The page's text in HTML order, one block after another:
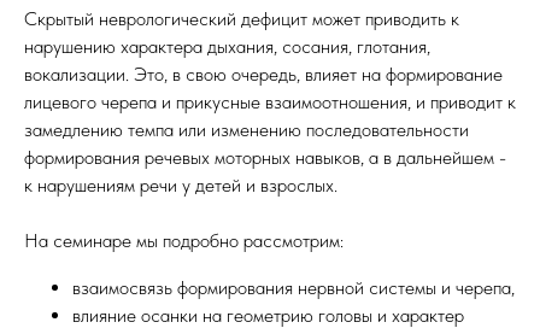
Скрытый неврологический дефицит может приводить к
нарушению характера дыхания, сосания, глотания,
вокализации. Это, в свою очередь, влияет на формирование
лицевого черепа и прикусные взаимоотношения, и приводит к
замедлению темпа или изменению последовательности
формирования речевых моторных навыков, а в дальнейшем -
к нарушениям речи у детей и взрослых.
На семинаре мы подробно рассмотрим:
взаимосвязь формирования нервной системы и черепа,
влияние осанки на геометрию головы и характер